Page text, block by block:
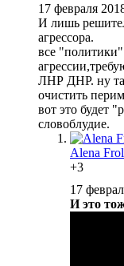
17 февраля
И лишь
агрессора.
все
ЛНР ДНР. ну
очистить
вот это будет
словоблудие.
Alena
+3
17
И это